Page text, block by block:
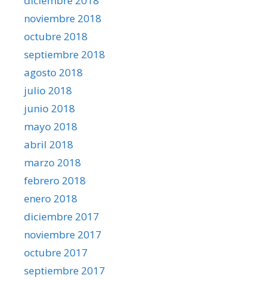
noviembre 2018
octubre 2018
septiembre 2018
agosto 2018
julio 2018
junio 2018
mayo 2018
abril 2018
marzo 2018
febrero 2018
enero 2018
diciembre 2017
noviembre 2017
octubre 2017
septiembre 2017